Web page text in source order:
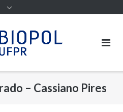
– Cassiano Pires